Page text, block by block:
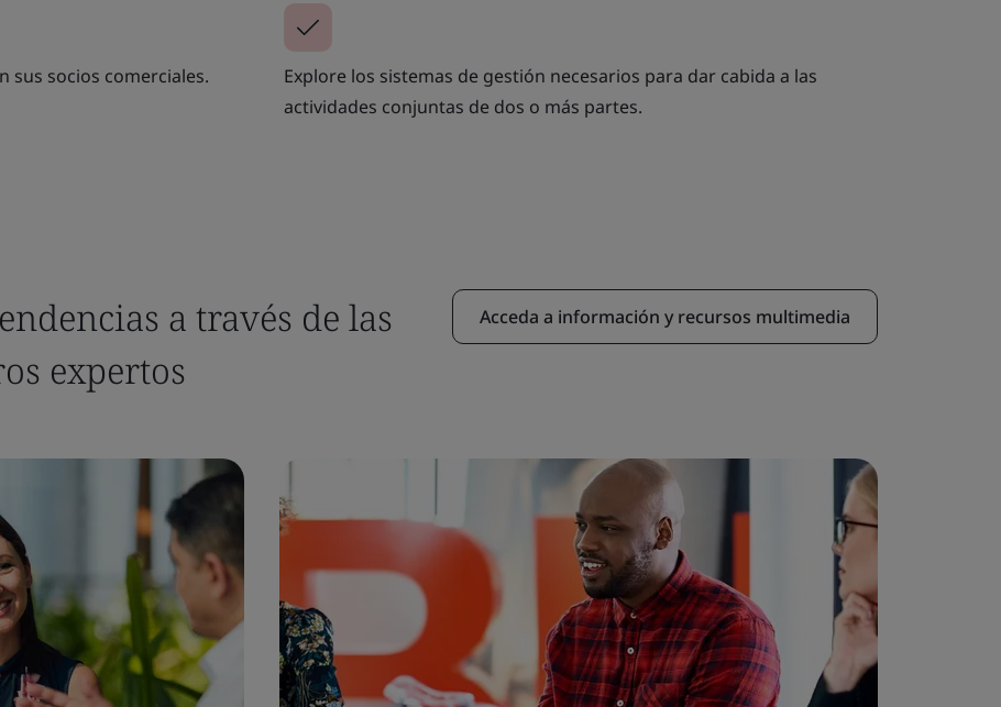
sus socios comerciales.
Explore los sistemas de gestión necesarios para dar cabida a las
actividades conjuntas de dos o más partes.
a través de las
expertos
Acceda a información y recursos multimedia